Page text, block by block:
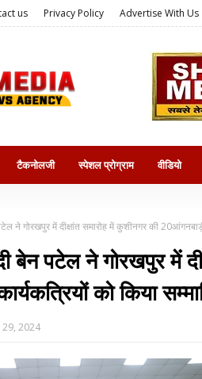
us Privacy Policy Advertise With Us
टैकनोलजी स्पेशल प्रोग्राम वीडियो
ने गोरखपुर में दीक्षांत समारोह में कुशीनगर की
बेन पटेल ने गोरखपुर में
को किया
2024